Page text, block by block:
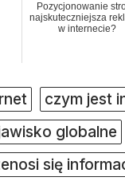
Pozycjonowanie
najskuteczniejsza
w internecie?
czym jest
globalne
się